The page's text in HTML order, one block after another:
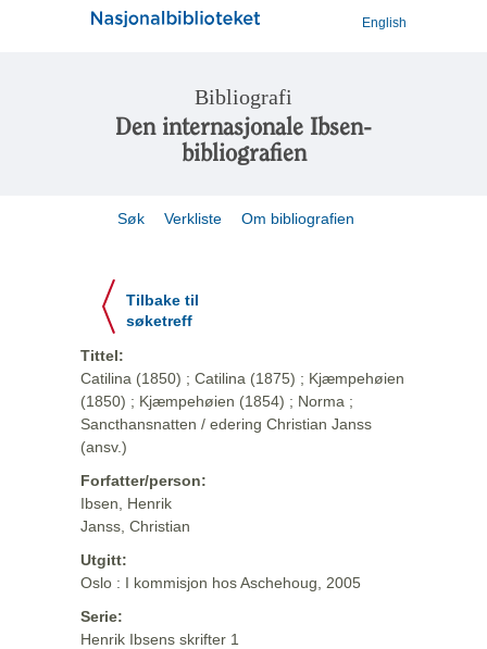
English
Bibliografi
Den internasjonale Ibsen-
bibliografien
Søk Verkliste Om bibliografien
Tilbake til
søketreff
Tittel:
Catilina (1850) ; Catilina (1875) ; Kjæmpehøien
(1850) ; Kjæmpehøien (1854) ; Norma ;
Sancthansnatten / edering Christian Janss
(ansv.)
Forfatter/person:
Ibsen, Henrik
Janss, Christian
Utgitt:
Oslo : I kommisjon hos Aschehoug, 2005
Serie:
Henrik Ibsens skrifter 1